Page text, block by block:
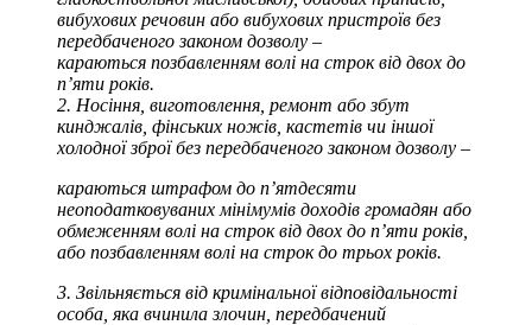
вибухових речовин або вибухових пристроїв без
передбаченого законом дозволу –
караються позбавленням волі на строк від двох до
п’яти років.
2. Носіння, виготовлення, ремонт або збут
кинджалів, фінських ножів, кастетів чи іншої
холодної зброї без передбаченого законом дозволу –
караються штрафом до п’ятдесяти
неоподатковуваних мінімумів доходів громадян або
обмеженням волі на строк від двох до п’яти років,
або позбавленням волі на строк до трьох років.
3. Звільняється від кримінальної відповідальності
особа, яка вчинила злочин, передбачений